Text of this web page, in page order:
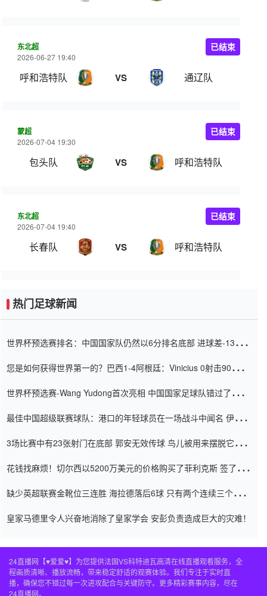
东北超
2026-06-27 19:40
呼和浩特队 VS 通辽队
已结束
蒙超
2026-07-04 19:30
包头队 VS 呼和浩特队
已结束
东北超
2026-07-04 19:40
长春队 VS 呼和浩特队
已结束
热门足球新闻
世界杯预选赛排名：中国国家队仍然以6分排名底部 进球差-13令人
您是如何获得世界第一的？巴西1-4阿根廷：Vinicius 0射击90分钟
世界杯预选赛-Wang Yudong首次亮相 中国国家足球队错过了世界
最佳中国超级联赛球队：港口的年轻球员在一场战斗中闻名 伊万放
3场比赛中有23张射门在底部 郭安无效传球 鸟儿被用来摆脱它
花钱找麻烦！切尔西以5200万美元的价格购买了菲利克斯 签了7年
缺少英超联赛金靴位三连胜 海拉德落后6球 只有两个连续三个连续
皇家马德里令人兴奋地消除了皇家学会 安彭负责造成巨大的灾难！
24直播网【♥爱爱♥】为您提供法国VS科特迪瓦高清在线直播观看服务，全
程画质清晰、播放流畅，带来稳定舒适的观赛体验。我们专注于实时直
播，确保您不错过每一次进攻配合与关键防守。更多精彩赛事内容，尽在
24直播网。